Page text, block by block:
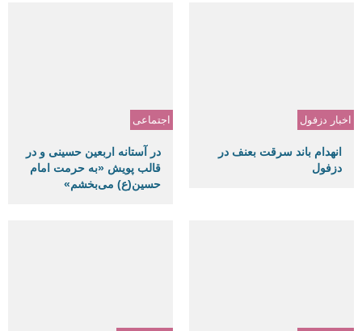
اخبار دزفول
انهدام باند سرقت بعنف در
دزفول
اجتماعی
در آستانه اربعین حسینی و در
قالب پویش «به حرمت امام
حسین(ع) می‌بخشم»